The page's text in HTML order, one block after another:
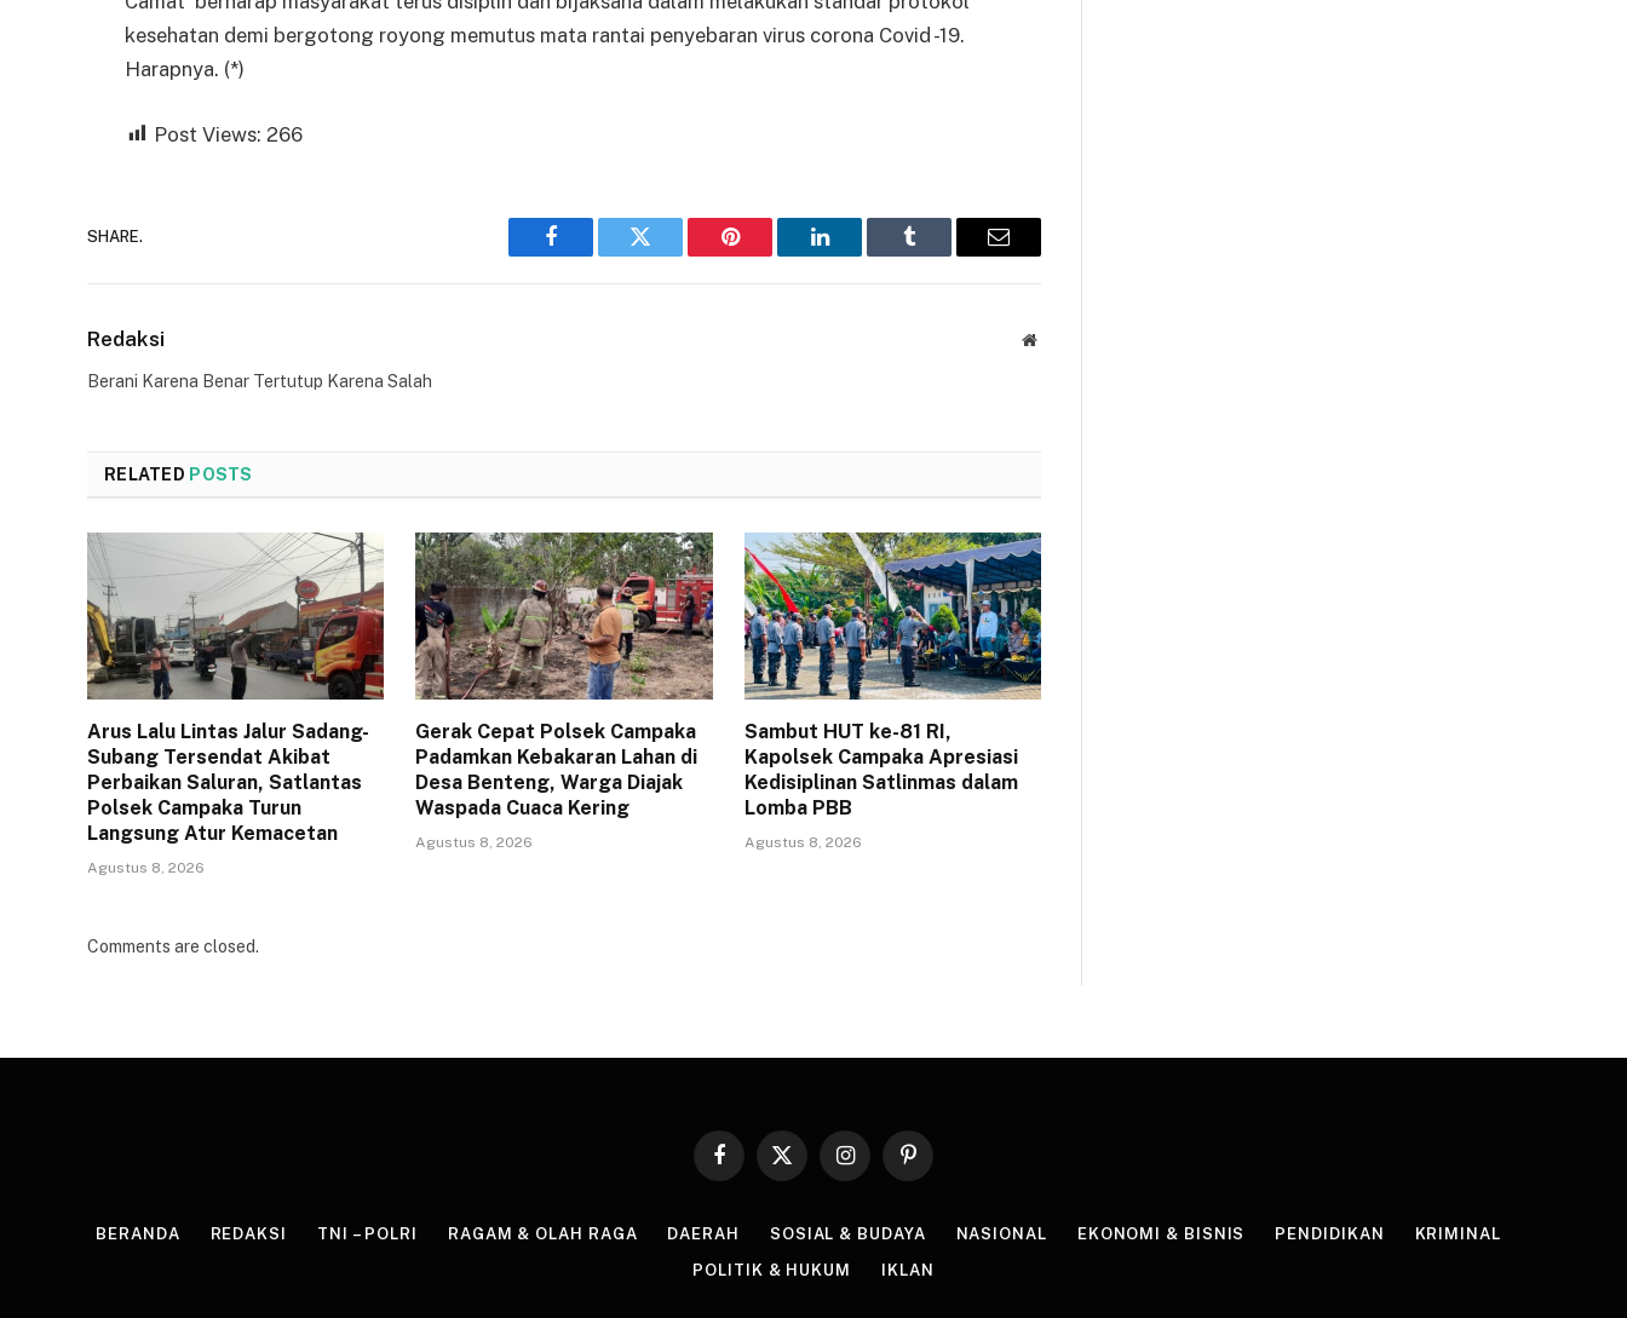
kesehatan demi bergotong royong memutus mata rantai penyebaran virus corona Covid -19.
Harapnya. (*)
Post Views: 266
SHARE.
Facebook Twitter Pinterest LinkedIn Tumblr Email
Redaksi Website
Berani Karena Benar Tertutup Karena Salah
RELATED POSTS
Arus Lalu Lintas Jalur Sadang-
Subang Tersendat Akibat
Perbaikan Saluran, Satlantas
Polsek Campaka Turun
Langsung Atur Kemacetan
Agustus 8, 2026
Gerak Cepat Polsek Campaka
Padamkan Kebakaran Lahan di
Desa Benteng, Warga Diajak
Waspada Cuaca Kering
Agustus 8, 2026
Sambut HUT ke-81 RI,
Kapolsek Campaka Apresiasi
Kedisiplinan Satlinmas dalam
Lomba PBB
Agustus 8, 2026
Comments are closed.
Facebook
X
InstagramPinterest
BERANDA REDAKSI TNI – POLRI RAGAM & OLAH RAGA DAERAH SOSIAL & BUDAYA NASIONAL EKONOMI & BISNIS PENDIDIKAN
KRIMINAL
POLITIK & HUKUM
IKLAN